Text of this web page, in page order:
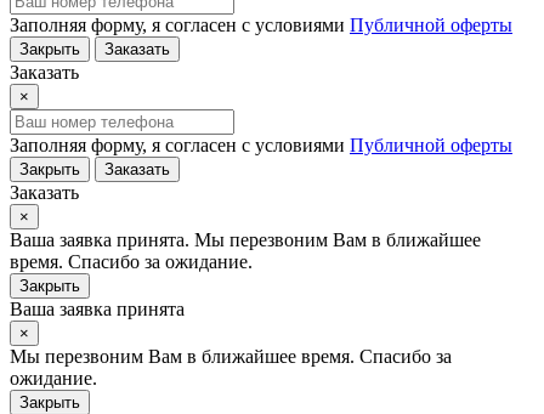
Заполняя форму, я согласен с условиями Публичной оферты
Закрыть Заказать
Заказать
×
Заполняя форму, я согласен с условиями Публичной оферты
Закрыть Заказать
Заказать
×
Ваша заявка принята. Мы перезвоним Вам в ближайшее
время. Спасибо за ожидание.
Закрыть
Ваша заявка принята
×
Мы перезвоним Вам в ближайшее время. Спасибо за
ожидание.
Закрыть